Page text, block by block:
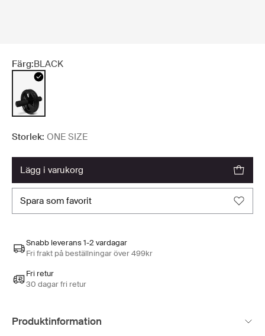
Färg:BLACK
Storlek: ONE SIZE
lägg i varukorg
spara som favorit
Snabb leverans 1-2 vardagar
Fri frakt på beställningar över 499kr
Fri retur
30 dagar fri retur
Produktinformation